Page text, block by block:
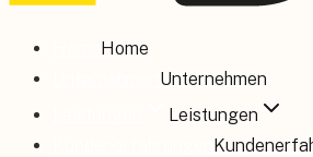
Home
Unternehmen
Leistungen